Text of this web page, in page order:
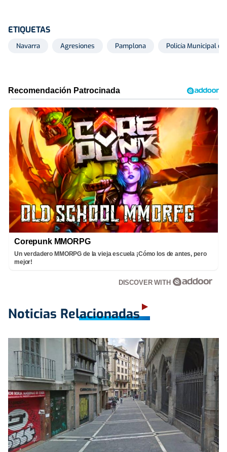
ETIQUETAS
Navarra Agresiones Pamplona Policía Municipal
Corepunk MMORPG
Un verdadero MMORPG de la vieja escuela ¡Cómo los de antes, pero
mejor!
DISCOVER WITH
Noticias Relacionadas